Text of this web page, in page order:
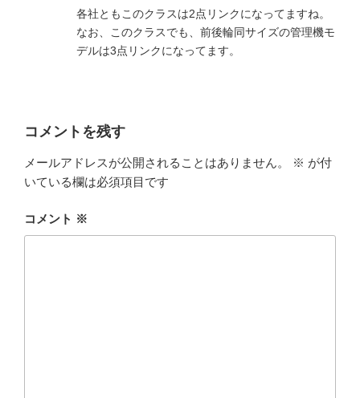
各社ともこのクラスは2点リンクになってますね。
なお、このクラスでも、前後輪同サイズの管理機モ
デルは3点リンクになってます。
コメントを残す
メールアドレスが公開されることはありません。 ※ が付
いている欄は必須項目です
コメント ※